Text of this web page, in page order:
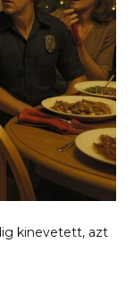
kinevetett, azt